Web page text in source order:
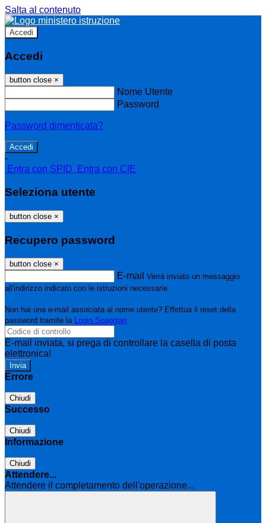
Salta al contenuto
Accedi
Accedi
button close ×
Nome Utente
Password
Password dimenticata?
-
Entra con SPID
Entra con CIE
Seleziona utente
button close ×
Recupero password
button close ×
E-mail Verrà inviato un messaggio
all'indirizzo indicato con le istruzioni necessarie.
Non hai una e-mail associata al nome utente? Effettua il reset della
password tramite la Login Spaggiari
E-mail inviata, si prega di controllare la casella di posta
elettronica!
Errore
Chiudi
Successo
Chiudi
Informazione
Chiudi
Attendere...
Attendere il completamento dell'operazione...